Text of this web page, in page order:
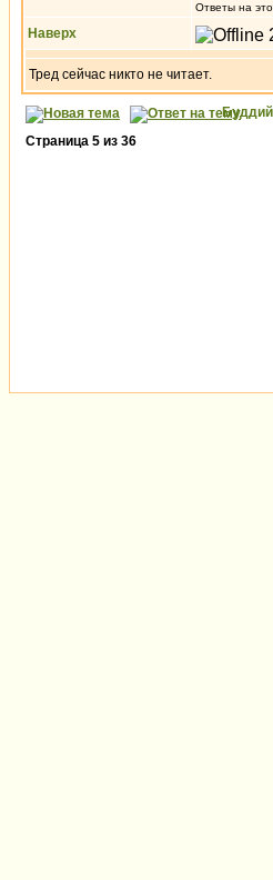
Ответы на
Наверх
Тред сейчас никто не читает.
Страница 5 из 36